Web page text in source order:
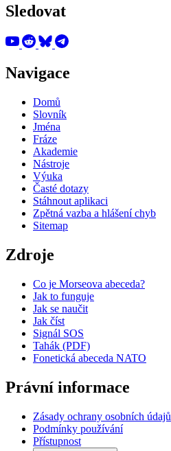
Sledovat
Navigace
Domů
Slovník
Jména
Fráze
Akademie
Nástroje
Výuka
Časté dotazy
Stáhnout aplikaci
Zpětná vazba a hlášení chyb
Sitemap
Zdroje
Co je Morseova abeceda?
Jak to funguje
Jak se naučit
Jak číst
Signál SOS
Tahák (PDF)
Fonetická abeceda NATO
Právní informace
Zásady ochrany osobních údajů
Podmínky používání
Přístupnost